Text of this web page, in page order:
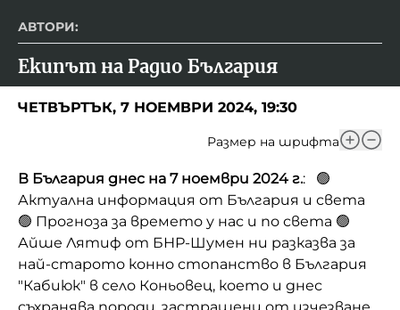
АВТОРИ:
Екипът на Радио България
ЧЕТВЪРТЪК, 7 НОЕМВРИ 2024, 19:30
Размер на шрифта
В България днес на 7 ноември 2024 г.: 🟢
Актуална информация от България и света
🟢 Прогноза за времето у нас и по света 🟢
Айше Лятиф от БНР-Шумен ни разказва за
най-старото конно стопанство в България
"Кабиюк" в село Коньовец, което и днес